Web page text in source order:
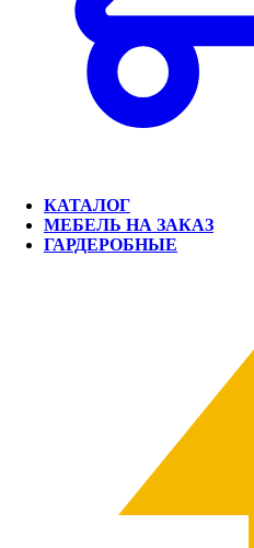
КАТАЛОГ
МЕБЕЛЬ НА ЗАКАЗ
ГАРДЕРОБНЫЕ